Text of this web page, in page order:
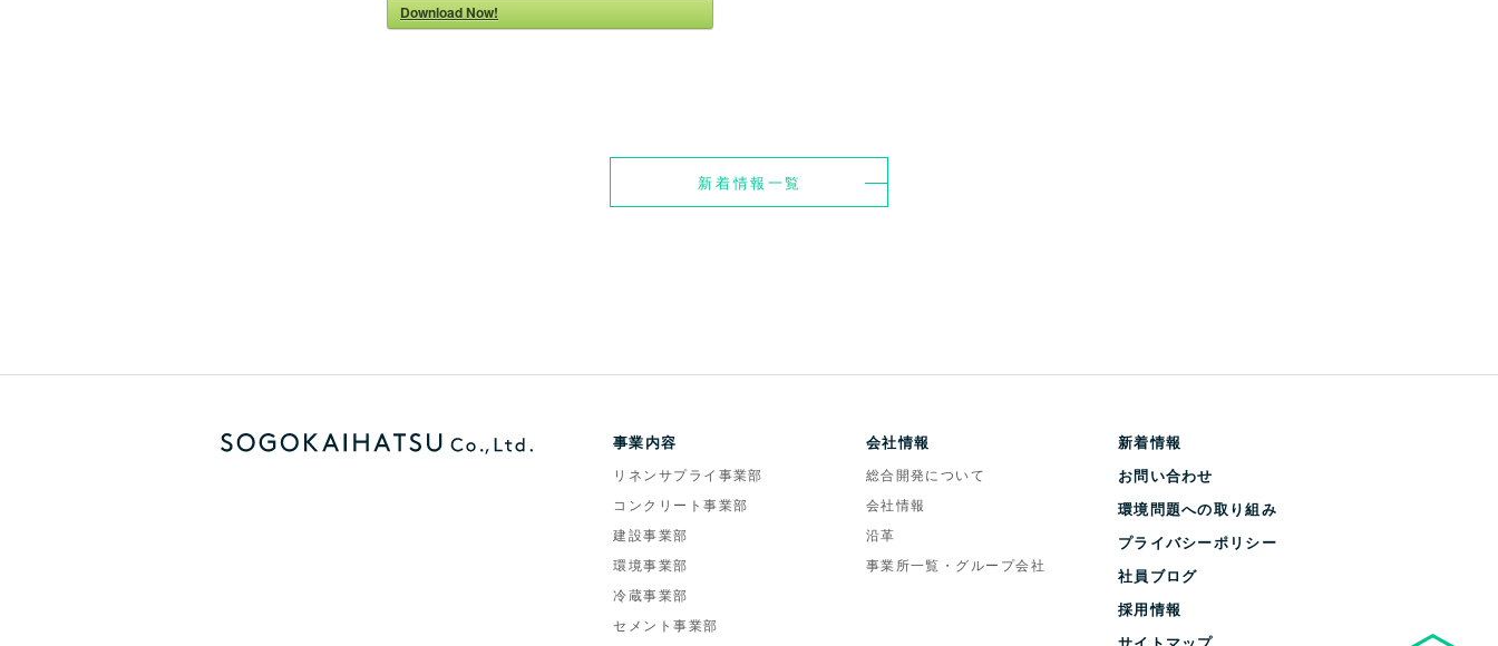
Download Now!
新着情報一覧
事業内容
リネンサプライ事業部
コンクリート事業部
建設事業部
環境事業部
冷蔵事業部
セメント事業部
会社情報
総合開発について
会社情報
沿革
事業所一覧・グループ会社
新着情報
お問い合わせ
環境問題への取り組み
プライバシーポリシー
社員ブログ
採用情報